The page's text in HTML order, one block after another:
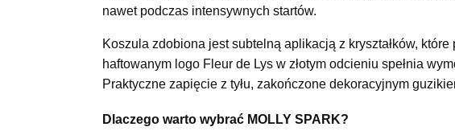
nawet podczas intensywnych startów.
Koszula zdobiona jest subtelną aplikacją z kryształków,
haftowanym logo Fleur de Lys w złotym odcieniu spełnia
Praktyczne zapięcie z tyłu, zakończone dekoracyjnym
Dlaczego warto wybrać MOLLY SPARK?